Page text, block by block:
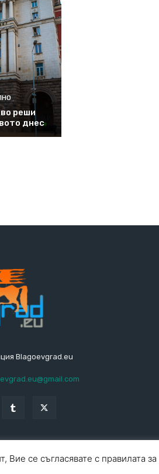
реши
днес
Blagoevgrad.eu
се съгласявате с правилата за